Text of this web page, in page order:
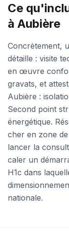
Ce
à Aubière
Concrètement,
détaille : visite
en œuvre
gravats, et
Aubière :
Second point
énergétique.
cher en zone
lancer la
caler un
H1c dans
nationale.